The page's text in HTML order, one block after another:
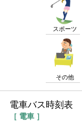
スポーツ
その他
電車バス時刻表
［ 電車 ］